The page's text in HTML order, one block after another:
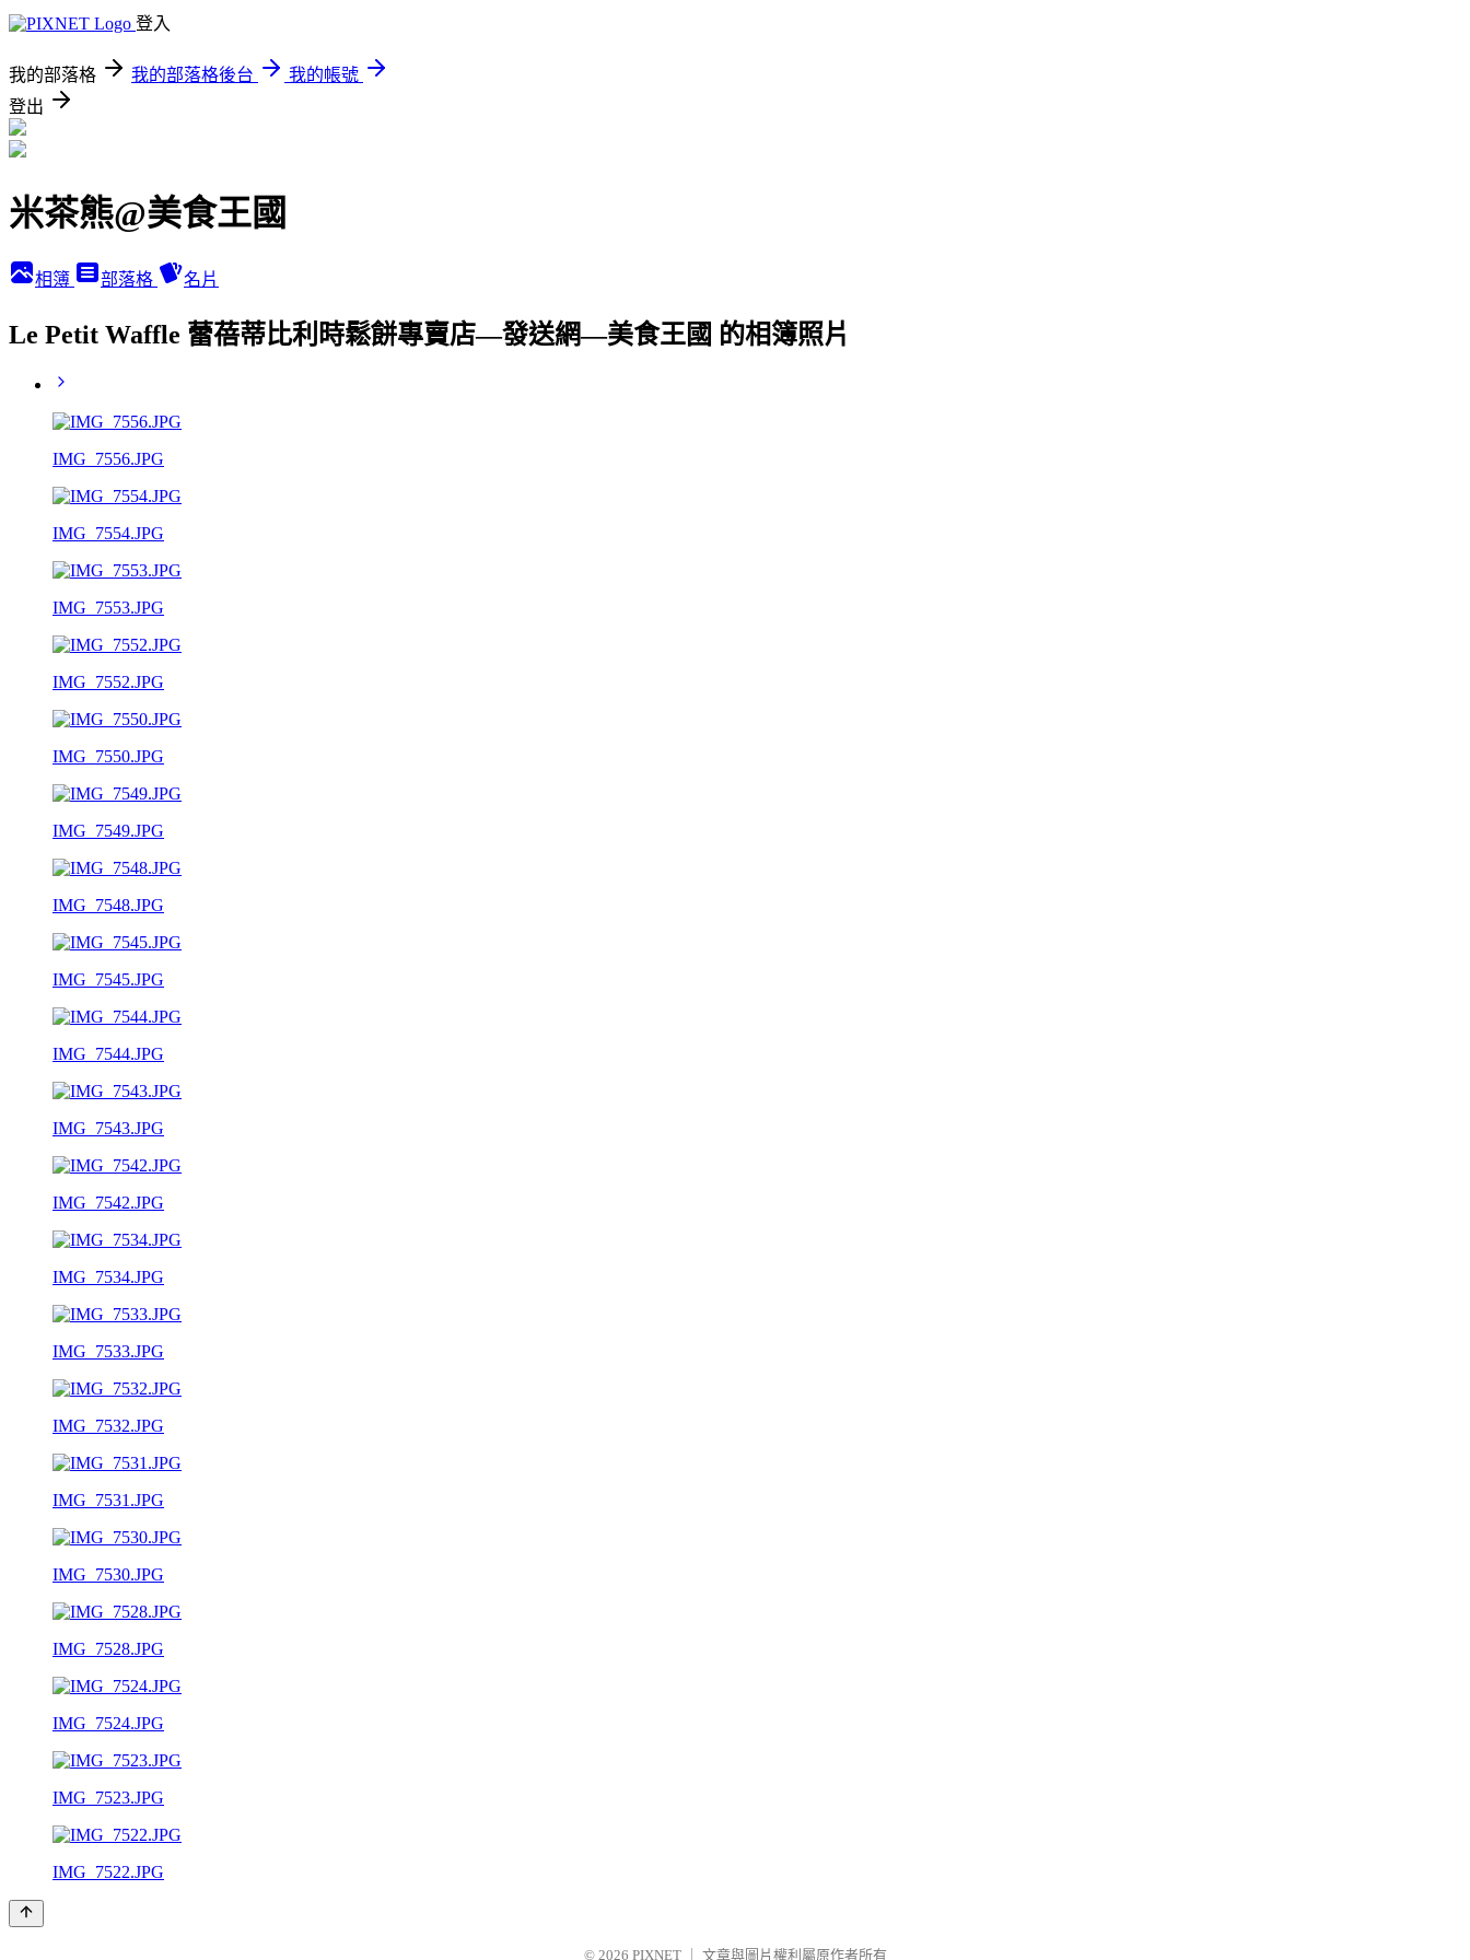
登入
我的部落格 我的部落格後台
我的帳號
登出
米茶熊@美食王國
相簿 部落格 名片
Le Petit Waffle 蕾蓓蒂比利時鬆餅專賣店—發送網—美食王國 的相簿照片
IMG_7556.JPG
IMG_7554.JPG
IMG_7553.JPG
IMG_7552.JPG
IMG_7550.JPG
IMG_7549.JPG
IMG_7548.JPG
IMG_7545.JPG
IMG_7544.JPG
IMG_7543.JPG
IMG_7542.JPG
IMG_7534.JPG
IMG_7533.JPG
IMG_7532.JPG
IMG_7531.JPG
IMG_7530.JPG
IMG_7528.JPG
IMG_7524.JPG
IMG_7523.JPG
IMG_7522.JPG
© 2026 PIXNET 文章與圖片權利屬原作者所有